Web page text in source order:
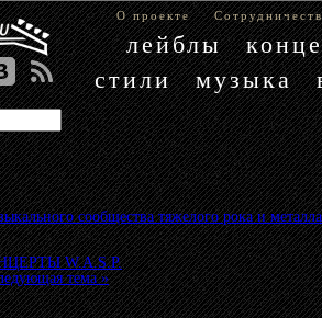
О проекте
лейблы
стили
музыка
сообщества тяжелого рока и металла
W.A.S.P.
тема »